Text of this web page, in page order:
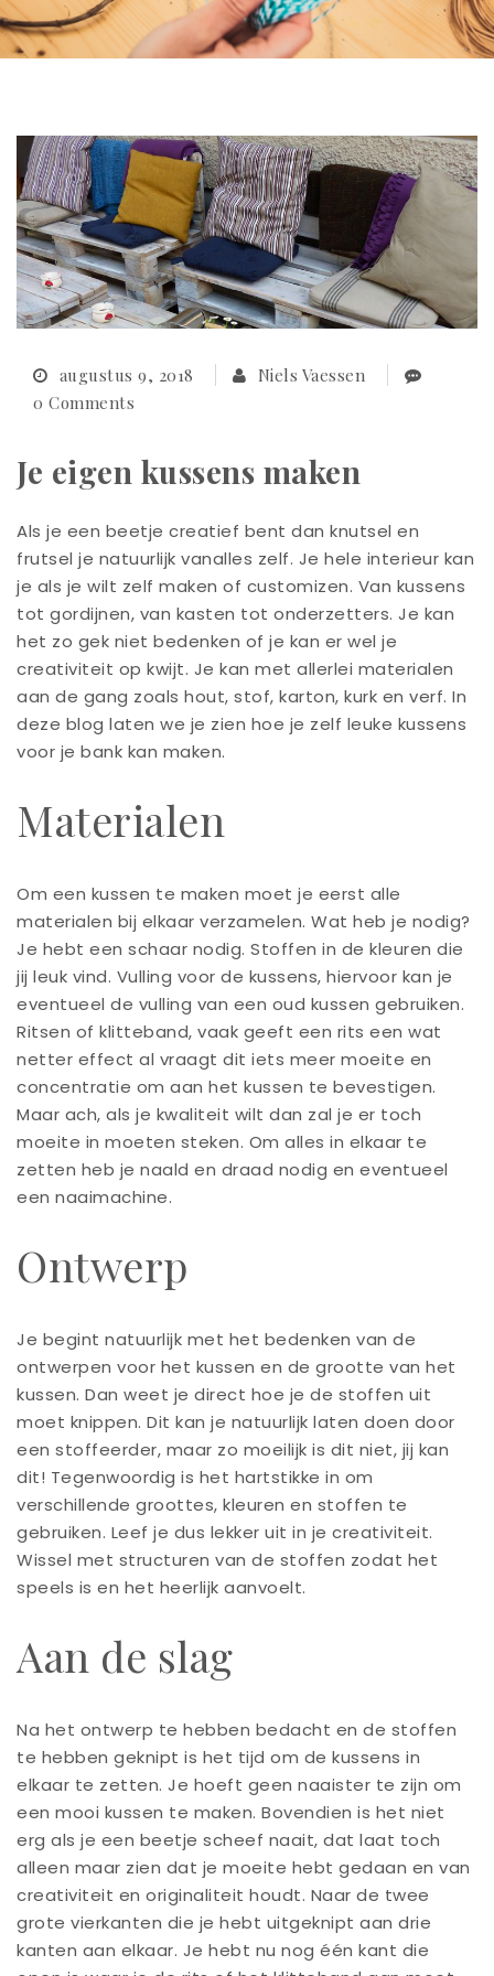
augustus 9, 2018
Niels Vaessen
0 Comments
Je eigen kussens maken
Als je een beetje creatief bent dan knutsel en
frutsel je natuurlijk vanalles zelf. Je hele interieur kan
je als je wilt zelf maken of customizen. Van kussens
tot gordijnen, van kasten tot onderzetters. Je kan
het zo gek niet bedenken of je kan er wel je
creativiteit op kwijt. Je kan met allerlei materialen
aan de gang zoals hout, stof, karton, kurk en verf. In
deze blog laten we je zien hoe je zelf leuke kussens
voor je bank kan maken.
Materialen
Om een kussen te maken moet je eerst alle
materialen bij elkaar verzamelen. Wat heb je nodig?
Je hebt een schaar nodig. Stoffen in de kleuren die
jij leuk vind. Vulling voor de kussens, hiervoor kan je
eventueel de vulling van een oud kussen gebruiken.
Ritsen of klitteband, vaak geeft een rits een wat
netter effect al vraagt dit iets meer moeite en
concentratie om aan het kussen te bevestigen.
Maar ach, als je kwaliteit wilt dan zal je er toch
moeite in moeten steken. Om alles in elkaar te
zetten heb je naald en draad nodig en eventueel
een naaimachine.
Ontwerp
Je begint natuurlijk met het bedenken van de
ontwerpen voor het kussen en de grootte van het
kussen. Dan weet je direct hoe je de stoffen uit
moet knippen. Dit kan je natuurlijk laten doen door
een stoffeerder, maar zo moeilijk is dit niet, jij kan
dit! Tegenwoordig is het hartstikke in om
verschillende groottes, kleuren en stoffen te
gebruiken. Leef je dus lekker uit in je creativiteit.
Wissel met structuren van de stoffen zodat het
speels is en het heerlijk aanvoelt.
Aan de slag
Na het ontwerp te hebben bedacht en de stoffen
te hebben geknipt is het tijd om de kussens in
elkaar te zetten. Je hoeft geen naaister te zijn om
een mooi kussen te maken. Bovendien is het niet
erg als je een beetje scheef naait, dat laat toch
alleen maar zien dat je moeite hebt gedaan en van
creativiteit en originaliteit houdt. Naar de twee
grote vierkanten die je hebt uitgeknipt aan drie
kanten aan elkaar. Je hebt nu nog één kant die